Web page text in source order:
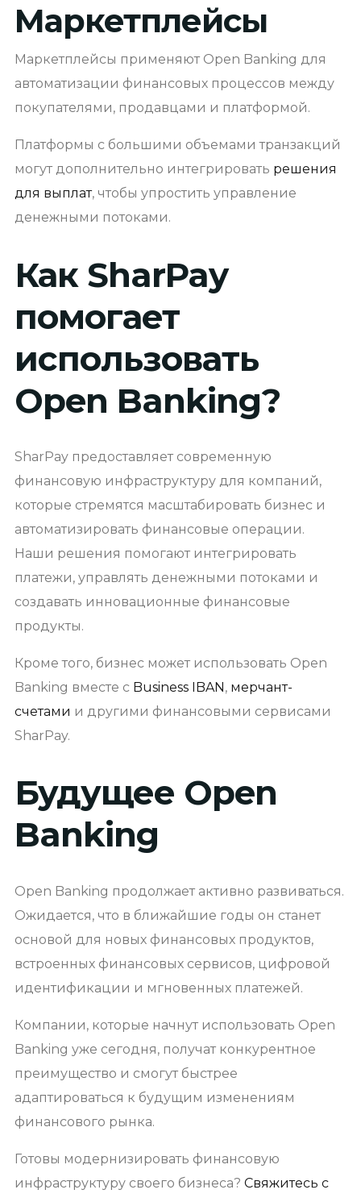
Маркетплейсы
Маркетплейсы применяют Open Banking для
автоматизации финансовых процессов между
покупателями, продавцами и платформой.
Платформы с большими объемами транзакций
могут дополнительно интегрировать решения
для выплат, чтобы упростить управление
денежными потоками.
Как SharPay
помогает
использовать
Open Banking?
SharPay предоставляет современную
финансовую инфраструктуру для компаний,
которые стремятся масштабировать бизнес и
автоматизировать финансовые операции.
Наши решения помогают интегрировать
платежи, управлять денежными потоками и
создавать инновационные финансовые
продукты.
Кроме того, бизнес может использовать Open
Banking вместе с Business IBAN, мерчант-
счетами и другими финансовыми сервисами
SharPay.
Будущее Open
Banking
Open Banking продолжает активно развиваться.
Ожидается, что в ближайшие годы он станет
основой для новых финансовых продуктов,
встроенных финансовых сервисов, цифровой
идентификации и мгновенных платежей.
Компании, которые начнут использовать Open
Banking уже сегодня, получат конкурентное
преимущество и смогут быстрее
адаптироваться к будущим изменениям
финансового рынка.
Готовы модернизировать финансовую
инфраструктуру своего бизнеса? Свяжитесь с